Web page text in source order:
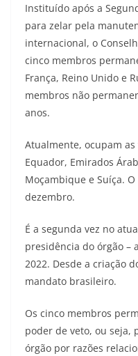
Instituído após a
para zelar pela
internacional, o
cinco membros
França, Reino Unido e
membros não
anos.
Atualmente, ocupam
Equador, Emirados
Moçambique e Suíça.
dezembro.
É a segunda vez no
presidência do órgão –
2022. Desde a criação
mandato brasileiro.
Os cinco membros
poder de veto, ou seja,
órgão por razões